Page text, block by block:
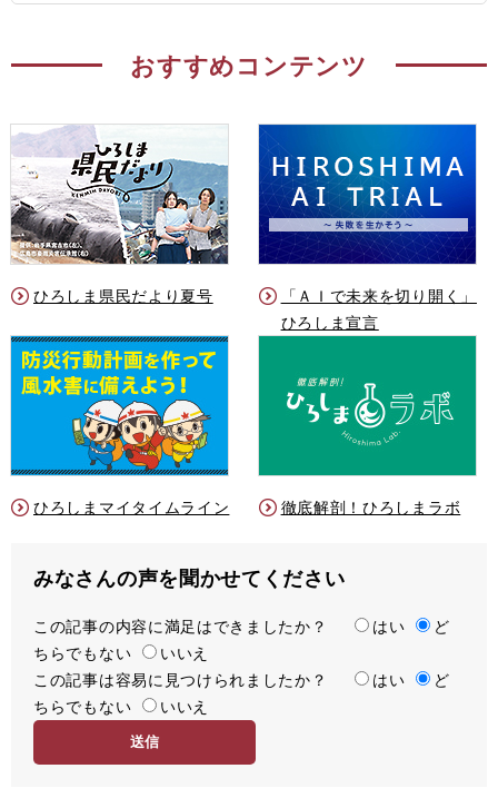
おすすめコンテンツ
ひろしま県民だより夏号
「ＡＩで未来を切り開く」
ひろしま宣言
ひろしまマイタイムライン 徹底解剖！ひろしまラボ
みなさんの声を聞かせてください
満
足
度
この記事の内容に満足はできましたか？ はい
ど
ちらでもない
いいえ
容
易
この記事は容易に見つけられましたか？ はい
ど
ちらでもない
いいえ